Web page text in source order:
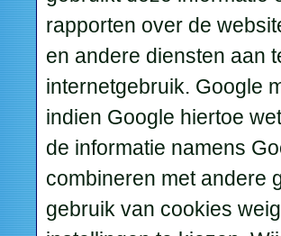
rapporten over de
en andere diensten aan
internetgebruik. Google
indien Google hiertoe
de informatie namens
combineren met andere
gebruik van cookies